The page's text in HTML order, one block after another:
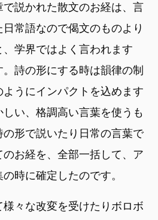
説かれた散文のお経は、言
常語なので偈文のものより
学界ではよく言われます
詩の形にする時は韻律の制
うにインパクトを込めます
い、格調高い言葉を使うも
形で説いたり日常の言葉で
お経を、全部一括して、ア
時に確定したのです。
々な改変を受けたりボロボ